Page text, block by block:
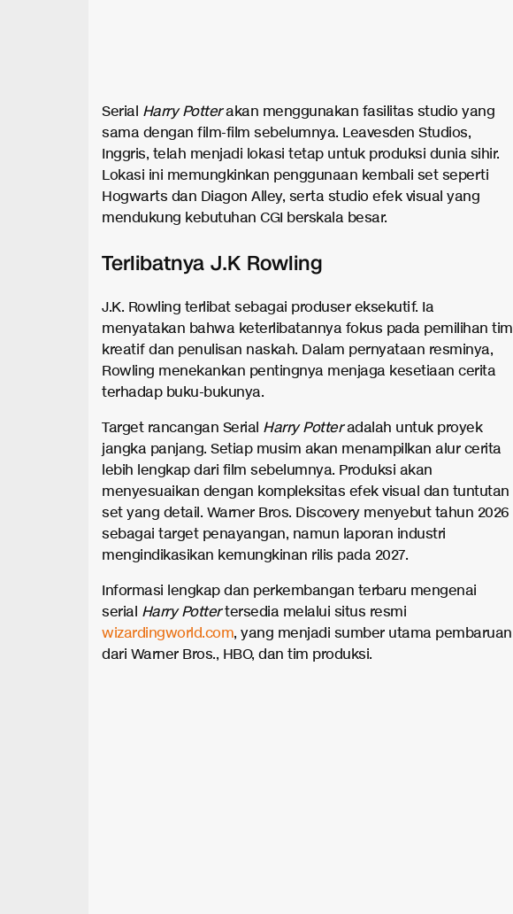
Serial Harry Potterakan menggunakan fasilitas studio yang
sama dengan film-film sebelumnya. Leavesden Studios,
Inggris, telah menjadi lokasi tetap untuk produksi dunia sihir.
Lokasi ini memungkinkan penggunaan kembali set seperti
Hogwarts dan Diagon Alley, serta studio efek visual yang
mendukung kebutuhan CGI berskala besar.
Terlibatnya J.K Rowling
J.K. Rowling terlibat sebagai produser eksekutif. Ia
menyatakan bahwa keterlibatannya fokus pada pemilihan tim
kreatif dan penulisan naskah. Dalam pernyataan resminya,
Rowling menekankan pentingnya menjaga kesetiaan cerita
terhadap buku-bukunya.
Target rancangan Serial Harry Potteradalah untuk proyek
jangka panjang. Setiap musim akan menampilkan alur cerita
lebih lengkap dari film sebelumnya. Produksi akan
menyesuaikan dengan kompleksitas efek visual dan tuntutan
set yang detail. Warner Bros. Discovery menyebut tahun 2026
sebagai target penayangan, namun laporan industri
mengindikasikan kemungkinan rilis pada 2027.
Informasi lengkap dan perkembangan terbaru mengenai
serial Harry Pottertersedia melalui situs resmi
wizardingworld.com, yang menjadi sumber utama pembaruan
dari Warner Bros., HBO, dan tim produksi.